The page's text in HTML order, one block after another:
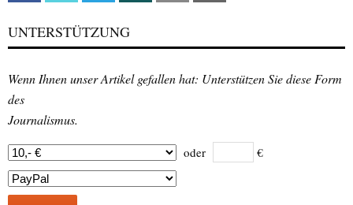
UNTERSTÜTZUNG
Wenn Ihnen unser Artikel gefallen hat: Unterstützen Sie diese Form
des
Journalismus.
oder €